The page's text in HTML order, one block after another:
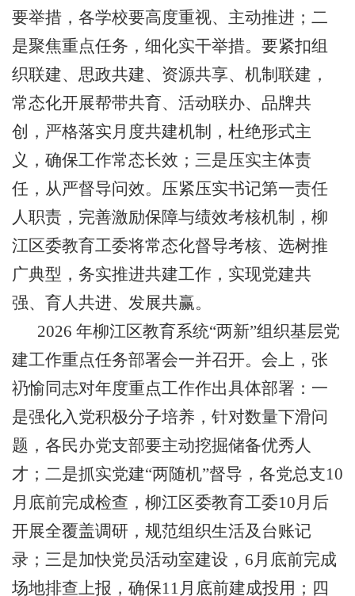
要举措，各学校要高度重视、主动推进；二
是聚焦重点任务，细化实干举措。要紧扣组
织联建、思政共建、资源共享、机制联建，
常态化开展帮带共育、活动联办、品牌共
创，严格落实月度共建机制，杜绝形式主
义，确保工作常态长效；三是压实主体责
任，从严督导问效。压紧压实书记第一责任
人职责，完善激励保障与绩效考核机制，柳
江区委教育工委将常态化督导考核、选树推
广典型，务实推进共建工作，实现党建共
强、育人共进、发展共赢。
2026 年柳江区教育系统“两新”组织基层党
建工作重点任务部署会一并召开。会上，张
礽愉同志对年度重点工作作出具体部署：一
是强化入党积极分子培养，针对数量下滑问
题，各民办党支部要主动挖掘储备优秀人
才；二是抓实党建“两随机”督导，各党总支10
月底前完成检查，柳江区委教育工委10月后
开展全覆盖调研，规范组织生活及台账记
录；三是加快党员活动室建设，6月底前完成
场地排查上报，确保11月底前建成投用；四